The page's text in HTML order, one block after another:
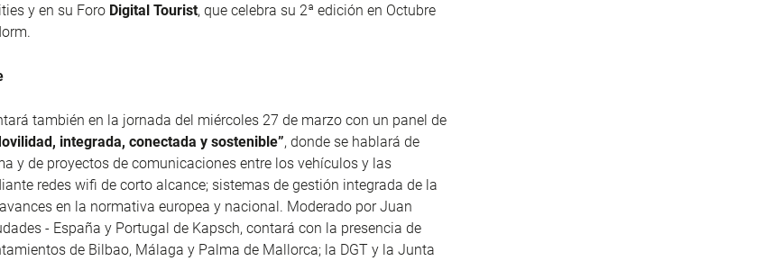
y en su Foro Digital Tourist, que celebra su 2ª edición en Octubre
también en la jornada del miércoles 27 de marzo con un panel de
integrada, conectada y sostenible”, donde se hablará de
y de proyectos de comunicaciones entre los vehículos y las
redes wifi de corto alcance; sistemas de gestión integrada de la
en la normativa europea y nacional. Moderado por Juan
- España y Portugal de Kapsch, contará con la presencia de
de Bilbao, Málaga y Palma de Mallorca; la DGT y la Junta